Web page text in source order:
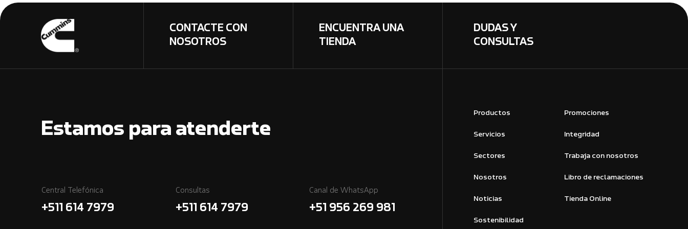
CONTACTE CON
NOSOTROS
ENCUENTRA UNA
TIENDA
DUDAS Y
CONSULTAS
Estamos para atenderte
Central Telefónica
+511 614 7979
Consultas
+511 614 7979
Canal de WhatsApp
+51 956 269 981
Productos
Servicios
Sectores
Nosotros
Noticias
Sostenibilidad
Promociones
Integridad
Trabaja con nosotros
Libro de reclamaciones
Tienda Online